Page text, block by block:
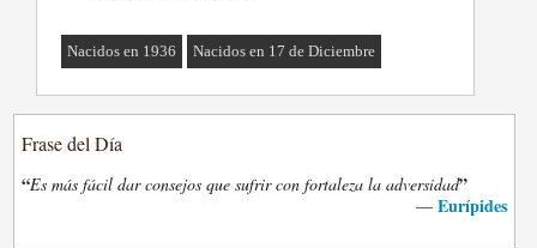
Nacidos en 1936 Nacidos en 17 de Diciembre
Frase del Día
“Es más fácil dar consejos que sufrir con fortaleza la adversidad”
— Eurípides